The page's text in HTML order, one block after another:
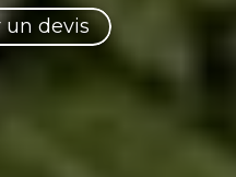
devis